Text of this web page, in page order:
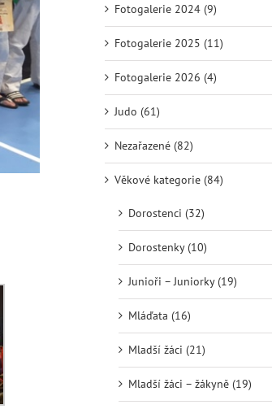
Fotogalerie 2024 (9)
Fotogalerie 2025 (11)
Fotogalerie 2026 (4)
Judo (61)
Nezařazené (82)
Věkové kategorie (84)
Dorostenci (32)
Dorostenky (10)
Junioři – Juniorky (19)
Mláďata (16)
Mladší žáci (21)
Mladší žáci – žákyně (19)